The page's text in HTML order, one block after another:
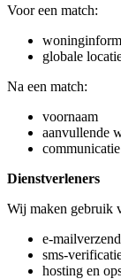
Voor een match:
globale
Na een match:
voornaam
aanvullende
Dienstverleners
Wij maken gebruik
e-
sms-
hosting en